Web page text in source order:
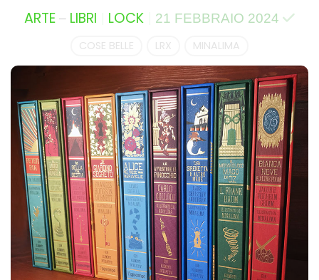
ARTE– LIBRI LOCK 21 FEBBRAIO 2024
COSE BELLE LRX MINALIMA